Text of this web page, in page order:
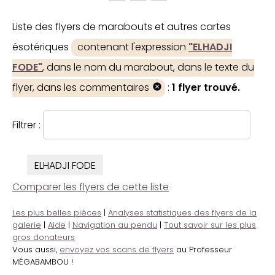
Liste des flyers de marabouts et autres cartes
ésotériques
contenant l'expression "ELHADJI
FODE", dans le nom du marabout, dans le texte du
flyer, dans les commentaires
: 1 flyer trouvé.
Filtrer :
ELHADJI FODE
Comparer les flyers de cette liste
Les plus belles pièces | Analyses statistiques des flyers de la
galerie | Aide | Navigation au pendu | Tout savoir sur les plus
gros donateurs
Vous aussi, envoyez vos scans de flyers au Professeur
MÉGABAMBOU !